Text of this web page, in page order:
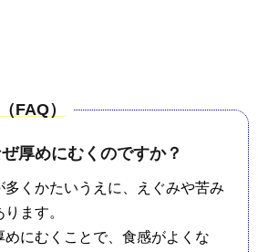
FAQ）
厚めにむくのですか？
多くかたいうえに、えぐみや苦み
ます。
にむくことで、食感がよくな